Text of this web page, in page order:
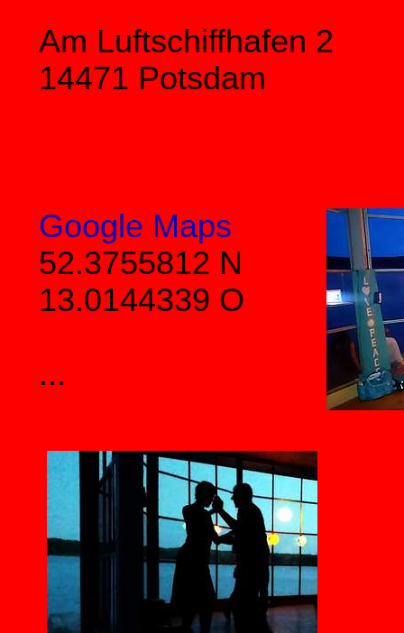
Am Luftschiffhafen 2
14471 Potsdam
Google Maps
52.3755812 N
13.0144339 O
...